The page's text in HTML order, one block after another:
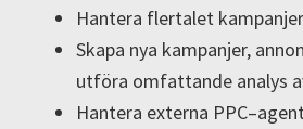
Hantera flertalet
Skapa nya kampanjer,
utföra omfattande analys
Hantera externa